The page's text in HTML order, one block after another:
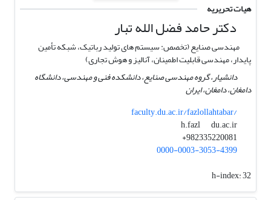
هیات تحریریه
دکتر حامد فضل الله تبار
مهندسی صنایع (تخصص: سیستم های تولید رباتیک، شبکه تأمین
پایدار، مهندسی قابلیت اطمینان، آنالیز و هوش تجاری)
دانشیار، گروه مهندسی صنایع، دانشکده فنی و مهندسی، دانشگاه
دامغان، دامغان، ایران
faculty.du.ac.ir/fazlollahtabar/
h.fazl
du.ac.ir
0000-0003-3053-4399
h-index:32